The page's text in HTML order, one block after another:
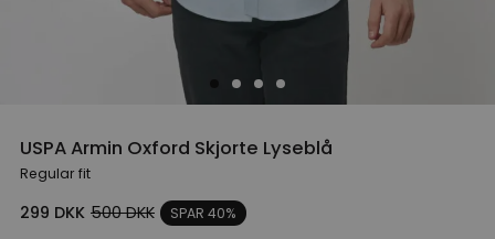
USPA Armin Oxford Skjorte Lyseblå
Regular fit
299 DKK 500DKK SPAR 40%